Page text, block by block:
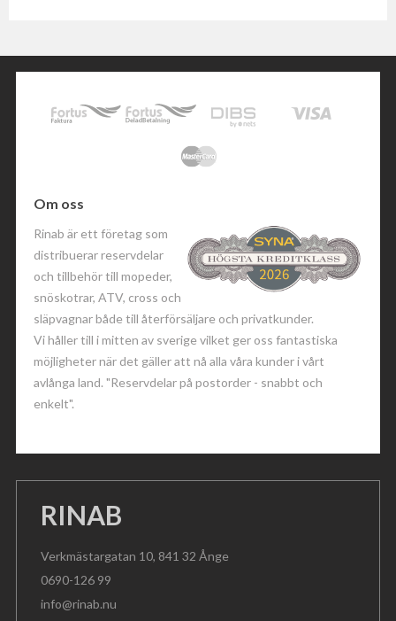
Om oss
Rinab är ett företag som
distribuerar reservdelar
och tillbehör till mopeder,
snöskotrar, ATV, cross och
släpvagnar både till återförsäljare och privatkunder.
Vi håller till i mitten av sverige vilket ger oss fantastiska
möjligheter när det gäller att nå alla våra kunder i vårt
avlånga land. "Reservdelar på postorder - snabbt och
enkelt".
RINAB
Verkmästargatan 10, 841 32 Ånge
0690-126 99
info@rinab.nu